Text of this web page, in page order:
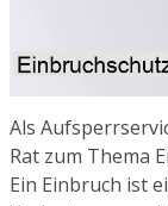
Als
Rat zum Thema
Ein Einbruch ist